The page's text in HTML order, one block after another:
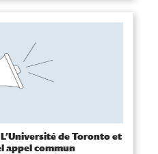
de Toronto et
appel commun